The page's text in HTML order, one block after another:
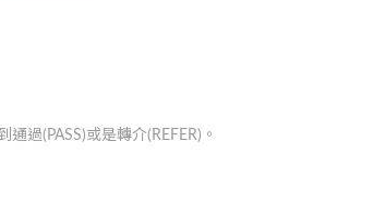
過(PASS)或是轉介(REFER)。